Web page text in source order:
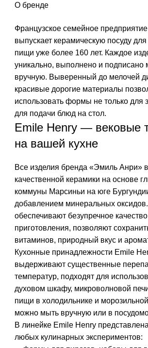
О бренде
Французское семейное
выпускает керамическую посуду
пищи уже более 160 лет. Каждое
уникально, выполнено и подписано
вручную. Выверенный до мелочей
красивые дорогие материалы
использовать формы не только для
для подачи блюд на стол.
Emile Henry — вековые
на вашей кухне
Все изделия бренда «Эмиль Анри»
качественной керамики на основе
коммуны Марсиньи на юге
добавлением минеральных
обеспечивают безупречное качество
приготовления, позволяют
витаминов, природный вкус и
Кухонные принадлежности Emile
выдерживают существенные
температур, подходят для
духовом шкафу, микроволновой
пищи в холодильнике и
можно мыть вручную или в
В линейке Emile Henry
любых кулинарных экспериментов: